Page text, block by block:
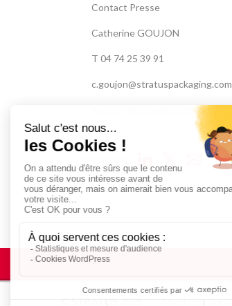
Contact Presse
Catherine GOUJON
T 04 74 25 39 91
c.goujon@stratuspackaging.com
www.stratuspackaging.com